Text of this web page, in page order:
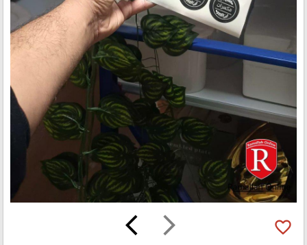
arrow_forward_ios
arrow_back_ios favorite_border